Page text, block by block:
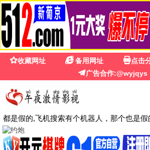
🍉光棍影院免费在线观看